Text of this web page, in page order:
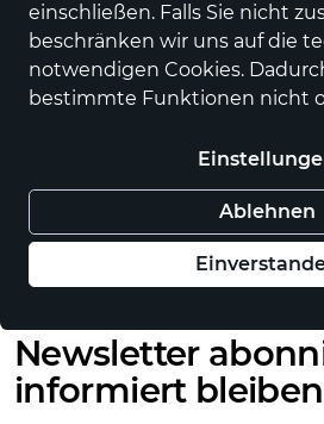
einschließen. Falls Sie nicht
beschränken wir uns auf die
notwendigen Cookies.
bestimmte Funktionen nicht
Sorge! Wenn Sie diese
wollen, weisen wir Sie an Ort
einmal auf die Einstellungen
im Nachhinein Ihre Freigabe
Optionen und weitere Details
Ablehnen
Bio-Schwarzkümmelöl aus
Bio-Schwarzkümmelsaat,
welche in Ägypten gereift
ab 14,00 €
Newsletter
informiert bleiben